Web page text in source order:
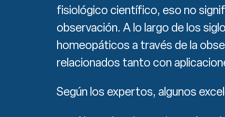
fisiológico científico, eso no
observación. A lo largo de los
homeopáticos a través de la
relacionados tanto con
Según los expertos, algunos